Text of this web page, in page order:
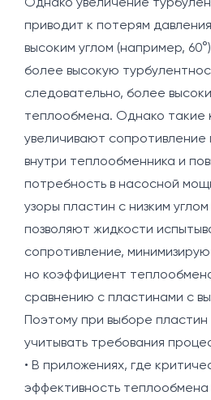
Однако увеличение
приводит к потерям
высоким углом (например,
более высокую
следовательно, более
теплообмена. Однако такие
увеличивают сопротивление
внутри теплообменника и
потребность в насосной
узоры пластин с низким
позволяют жидкости
сопротивление,
но коэффициент
сравнению с пластинами с
Поэтому при выборе
учитывать требования
• В приложениях, где
эффективность